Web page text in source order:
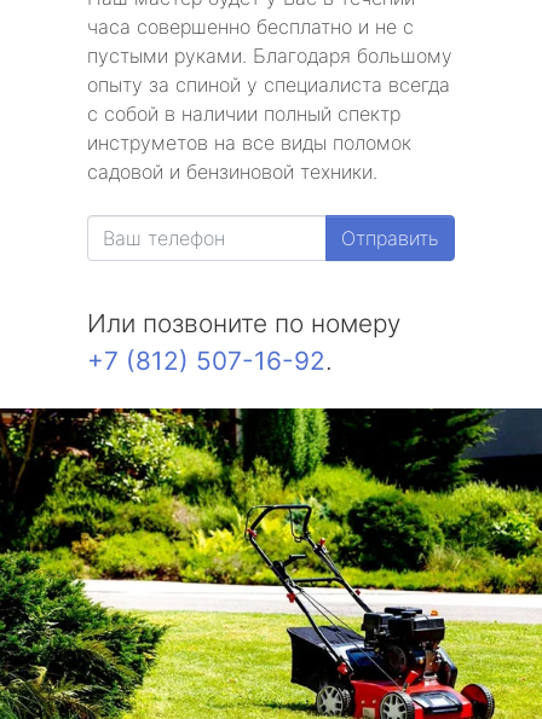
часа совершенно бесплатно и не с
пустыми руками. Благодаря большому
опыту за спиной у специалиста всегда
с собой в наличии полный спектр
инструметов на все виды поломок
садовой и бензиновой техники.
Отправить
Или позвоните по номеру
+7 (812) 507-16-92.